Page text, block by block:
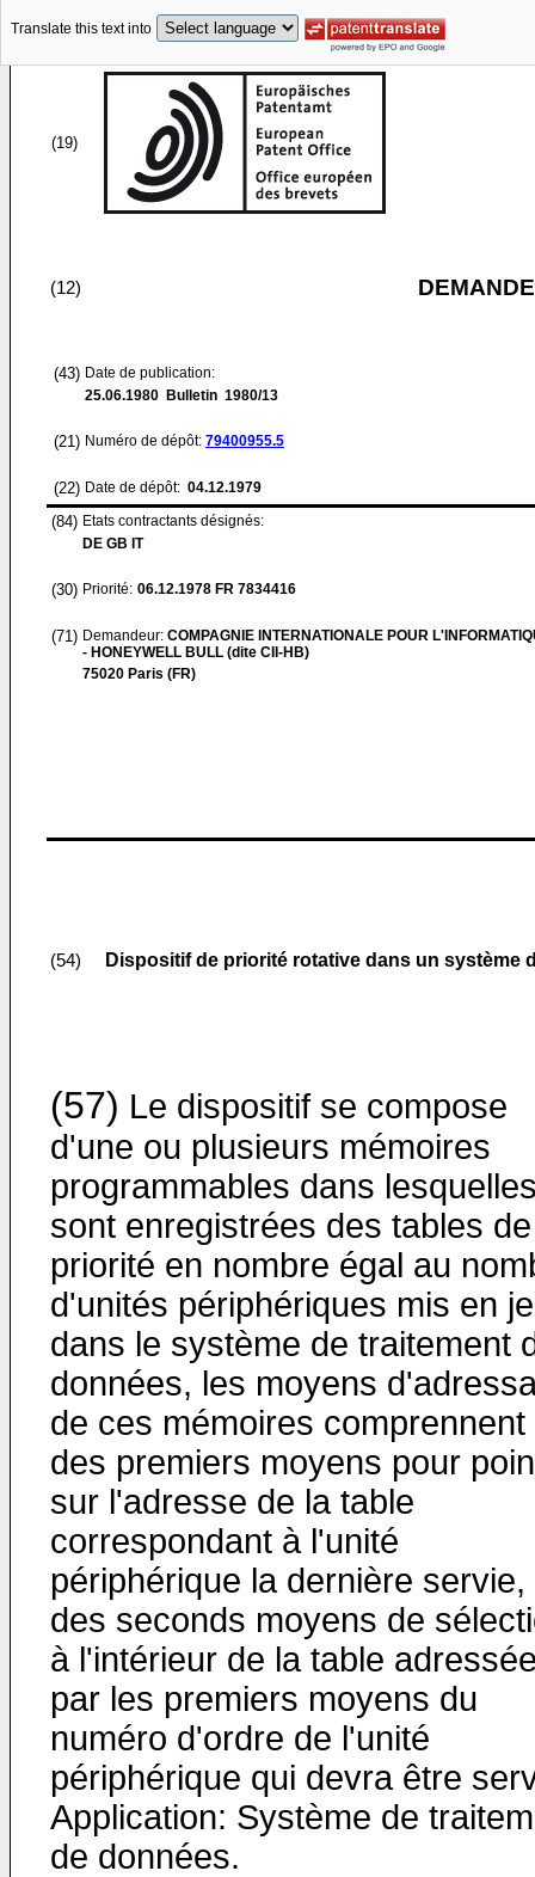
Translate this text into
(19)
(12)
(43) Date de publication:
25.06.1980 Bulletin 1980/13
(21) Numéro de dépôt: 79400955.5
(22) Date de dépôt: 04.12.1979
(84) Etats contractants désignés:
DE GB IT
(30) Priorité: 06.12.1978 FR 7834416
(71) Demandeur: COMPAGNIE INTERNATIONALE POUR
- HONEYWELL BULL (dite CII-HB)
75020 Paris (FR)
(54) Dispositif de priorité rotative dans un système
(57) Le dispositif se compose
d'une ou plusieurs mémoires
programmables dans
sont enregistrées des tables de
priorité en nombre égal au
d'unités périphériques mis en
dans le système de traitement
données, les moyens
de ces mémoires comprennent
des premiers moyens pour
sur l'adresse de la table
correspondant à l'unité
périphérique la dernière servie,
des seconds moyens de
à l'intérieur de la table
par les premiers moyens du
numéro d'ordre de l'unité
périphérique qui devra être
Application: Système de
de données.